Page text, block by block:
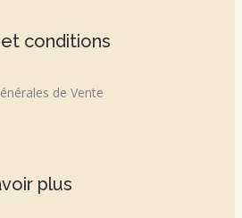
conditions
de Vente
plus